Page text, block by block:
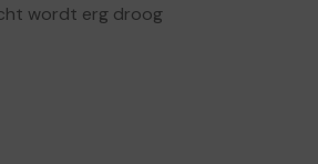
wordt erg droog